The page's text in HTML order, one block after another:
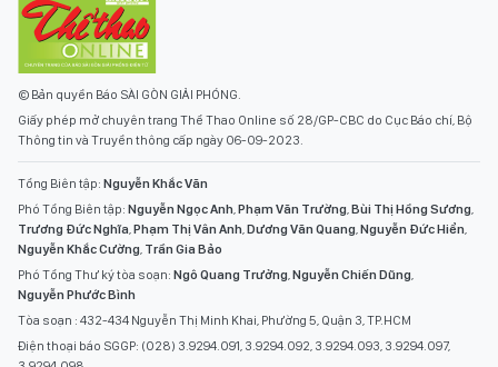
© Bản quyền Báo SÀI GÒN GIẢI PHÓNG.
Giấy phép mở chuyên trang Thể Thao Online số 28/GP-CBC do Cục Báo chí, Bộ
Thông tin và Truyền thông cấp ngày 06-09-2023.
Tổng Biên tập: Nguyễn Khắc Văn
Phó Tổng Biên tập: Nguyễn Ngọc Anh Phạm Văn Trường Bùi Thị Hồng Sương
Trương Đức Nghĩa Phạm Thị Vân Anh Dương Văn Quang Nguyễn Đức Hiển
Nguyễn Khắc Cường Trần Gia Bảo
Phó Tổng Thư ký tòa soạn: Ngô Quang Trưởng Nguyễn Chiến Dũng
Nguyễn Phước Bình
Tòa soạn : 432-434 Nguyễn Thị Minh Khai, Phường 5, Quận 3, TP.HCM
Điện thoại báo SGGP: (028) 3.9294.091, 3.9294.092, 3.9294.093, 3.9294.097,